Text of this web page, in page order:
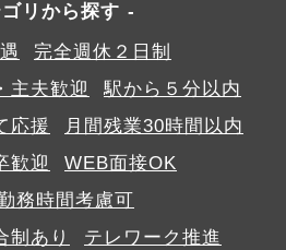
リから探す
完全週休２日制
主夫歓迎
駅から５分以内
応援
月間残業30時間以内
歓迎
WEB面接OK
務時間考慮可
制あり テレワーク推進